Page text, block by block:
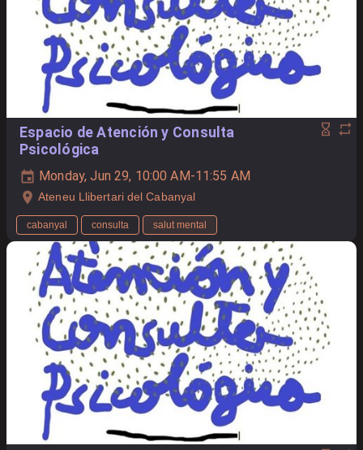
Espacio de Atención y Consulta
Psicológica
Monday, Jun 29, 10:00 AM-11:55 AM
Ateneu Llibertari del Cabanyal
cabanyal consulta salut mental